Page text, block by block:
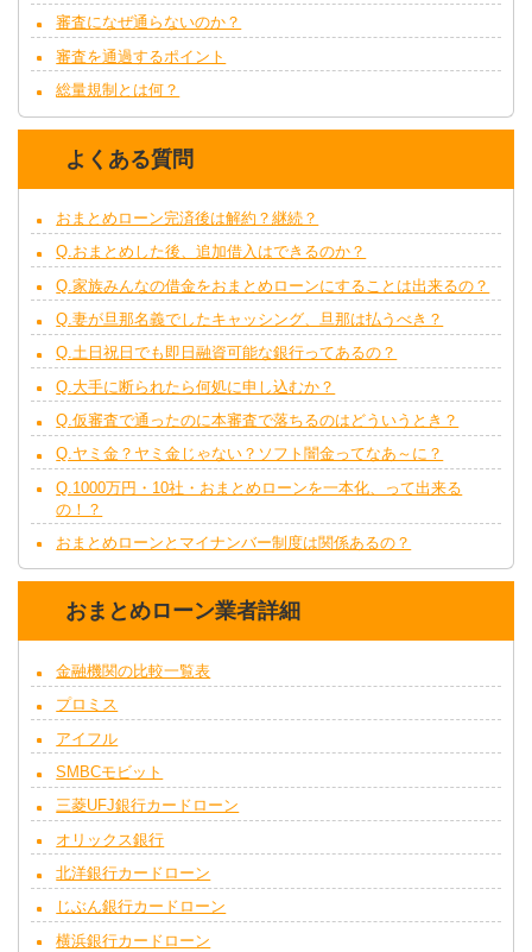
審査になぜ通らないのか？
審査を通過するポイント
総量規制とは何？
よくある質問
おまとめローン完済後は解約？継続？
Q.おまとめした後、追加借入はできるのか？
Q.家族みんなの借金をおまとめローンにすることは出来るの？
Q.妻が旦那名義でしたキャッシング、旦那は払うべき？
Q.土日祝日でも即日融資可能な銀行ってあるの？
Q.大手に断られたら何処に申し込むか？
Q.仮審査で通ったのに本審査で落ちるのはどういうとき？
Q.ヤミ金？ヤミ金じゃない？ソフト闇金ってなあ～に？
Q.1000万円・10社・おまとめローンを一本化、って出来る
の！？
おまとめローンとマイナンバー制度は関係あるの？
おまとめローン業者詳細
金融機関の比較一覧表
プロミス
アイフル
SMBCモビット
三菱UFJ銀行カードローン
オリックス銀行
北洋銀行カードローン
じぶん銀行カードローン
横浜銀行カードローン